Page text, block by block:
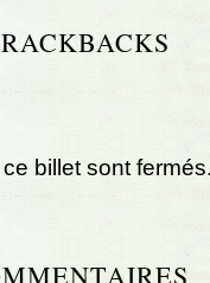
billet sont